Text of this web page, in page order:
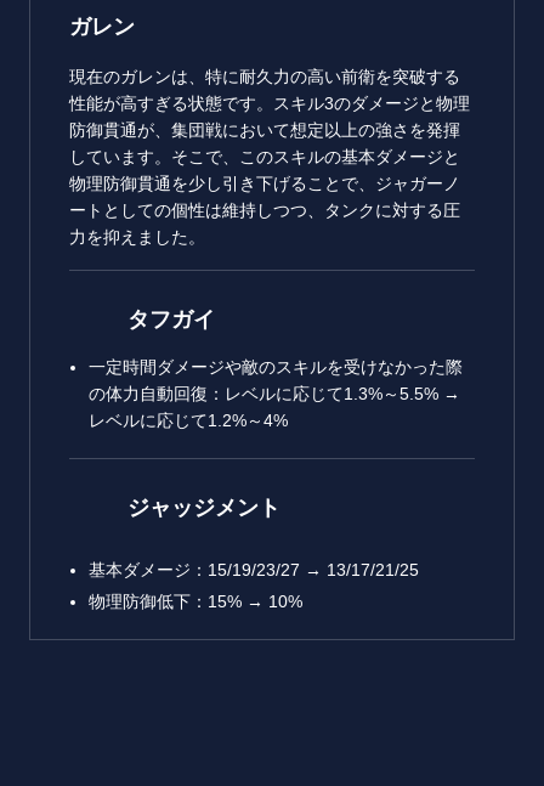
ガレン
現在のガレンは、特に耐久力の高い前衛を突破する
性能が高すぎる状態です。スキル3のダメージと物理
防御貫通が、集団戦において想定以上の強さを発揮
しています。そこで、このスキルの基本ダメージと
物理防御貫通を少し引き下げることで、ジャガーノ
ートとしての個性は維持しつつ、タンクに対する圧
力を抑えました。
タフガイ
一定時間ダメージや敵のスキルを受けなかった際
の体力自動回復：レベルに応じて1.3%～5.5% →
レベルに応じて1.2%～4%
ジャッジメント
基本ダメージ：15/19/23/27 → 13/17/21/25
物理防御低下：15% → 10%